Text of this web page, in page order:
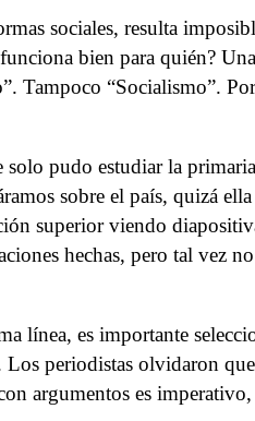
sociales, resulta
bien para quién?
Tampoco “Socialismo”.
pudo estudiar la
sobre el país, quizá
superior viendo
hechas, pero tal vez
línea, es importante
Los periodistas olvidaron
argumentos es